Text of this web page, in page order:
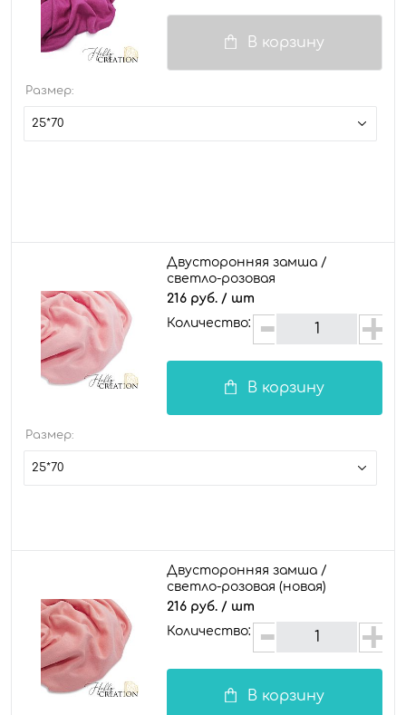
В корзину
Размер:
25*70
Двусторонняя замша /
светло-розовая
216 руб. / шт
Количество:
В корзину
Размер:
25*70
Двусторонняя замша /
светло-розовая (новая)
216 руб. / шт
Количество:
В корзину